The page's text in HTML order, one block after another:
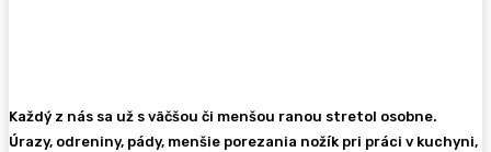
Každý z nás sa už s väčšou či menšou ranou stretol osobne.
Úrazy, odreniny, pády, menšie porezania nožík pri práci v kuchyni,